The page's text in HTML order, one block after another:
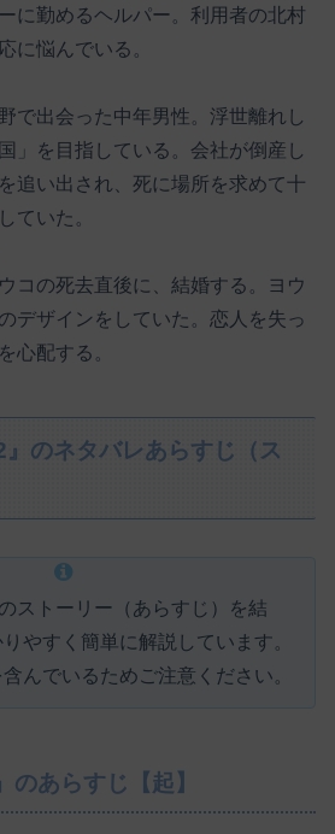
に勤めるヘルパー。利用者の北村
に悩んでいる。
で出会った中年男性。浮世離れし
」を目指している。会社が倒産し
追い出され、死に場所を求めて十
ていた。
コの死去直後に、結婚する。ヨウ
デザインをしていた。恋人を失っ
心配する。
のネタバレあらすじ（ス
ストーリー（あらすじ）を結
やすく簡単に解説しています。
んでいるためご注意ください。
あらすじ【起】